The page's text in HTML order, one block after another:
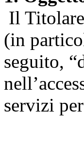
Il
(in
seguito,
servizi